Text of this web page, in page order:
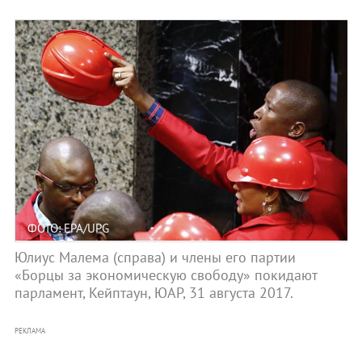
ФОТО: EPA/UPG
Юлиус Малема (справа) и члены его партии
«Борцы за экономическую свободу» покидают
парламент, Кейптаун, ЮАР, 31 августа 2017.
РЕКЛАМА